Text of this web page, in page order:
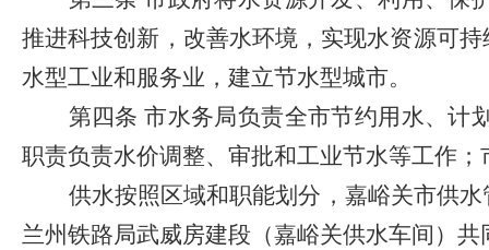
推进科技创新，改善水环境，实现水资源可
水型工业和服务业，建立节水型城市。
第四条 市水务局负责全市节约用水、计
职责负责水价调整、审批和工业节水等工作
供水按照区域和职能划分，嘉峪关市供
兰州铁路局武威房建段（嘉峪关供水车间）